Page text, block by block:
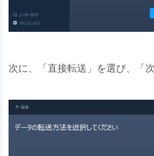
次に、「直接転送」を選び、「